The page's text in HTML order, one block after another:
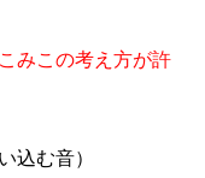
みこの考え方が許
込む音）